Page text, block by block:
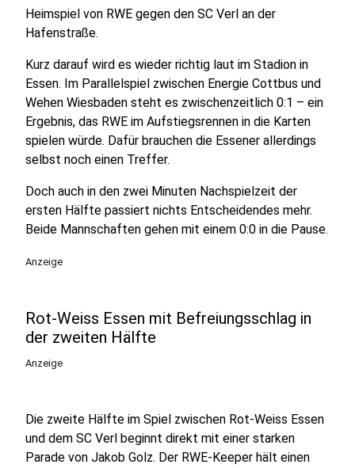
Heimspiel von RWE gegen den SC Verl an der
Hafenstraße.
Kurz darauf wird es wieder richtig laut im Stadion in
Essen. Im Parallelspiel zwischen Energie Cottbus und
Wehen Wiesbaden steht es zwischenzeitlich 0:1 – ein
Ergebnis, das RWE im Aufstiegsrennen in die Karten
spielen würde. Dafür brauchen die Essener allerdings
selbst noch einen Treffer.
Doch auch in den zwei Minuten Nachspielzeit der
ersten Hälfte passiert nichts Entscheidendes mehr.
Beide Mannschaften gehen mit einem 0:0 in die Pause.
Anzeige
Rot-Weiss Essen mit Befreiungsschlag in
der zweiten Hälfte
Anzeige
Die zweite Hälfte im Spiel zwischen Rot-Weiss Essen
und dem SC Verl beginnt direkt mit einer starken
Parade von Jakob Golz. Der RWE-Keeper hält einen